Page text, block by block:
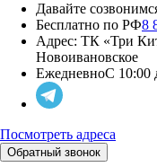
Давайте
Бесплатно по РФ8
Адрес: ТК «Три
Новоивановское
ЕжедневноС 10:00
Посмотреть адреса
Обратный звонок